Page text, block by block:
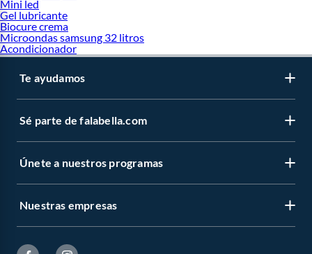
Mini led
Gel lubricante
Biocure crema
Microondas samsung 32 litros
Acondicionador
Te ayudamos
Sé parte de falabella.com
Únete a nuestros programas
Nuestras empresas